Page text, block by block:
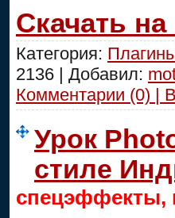
Скачать
Категория:
2136 | Добавил:
Комментарии (0) |
Урок
стиле
спецэффекты,